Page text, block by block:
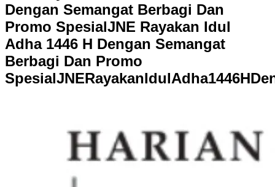
Dengan Semangat Berbagi Dan
Promo SpesialJNE Rayakan Idul
Adha 1446 H Dengan Semangat
Berbagi Dan Promo
SpesialJNERayakanIdulAdha1446HDe